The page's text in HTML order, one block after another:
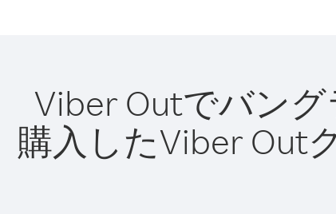
Viber Outでバン
購入したViber Out